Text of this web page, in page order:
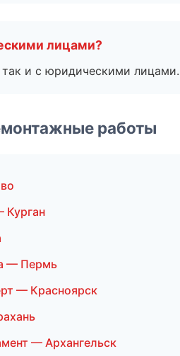
лицами?
и с юридическими
работы
Курган
— Пермь
— Красноярск
— Архангельск